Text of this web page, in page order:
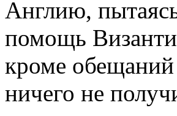
Англию,
помощь
кроме
ничего не